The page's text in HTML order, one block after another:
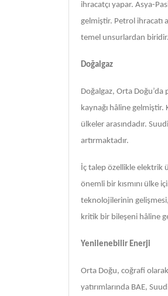
ihracatçı yapar. Asya-
gelmiştir. Petrol ihracatı
temel unsurlardan biridir.
Doğalgaz
Doğalgaz, Orta
kaynağı hâline
ülkeler arasındadır.
artırmaktadır.
İç talep özellikle elektrik
önemli bir kısmını ülke
teknolojilerinin
kritik bir bileşeni hâline
Yenilenebilir Enerji
Orta Doğu, coğrafi
yatırımlarında BAE,